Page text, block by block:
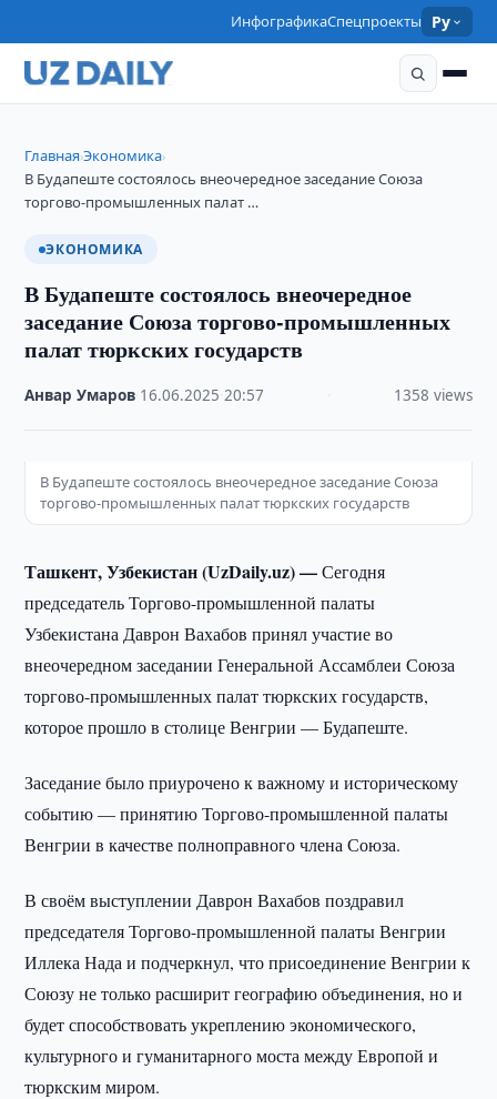
ИнфографикаСпецпроекты Ру
Главная›Экономика›
В Будапеште состоялось внеочередное заседание Союза
торгово-промышленных палат …
ЭКОНОМИКА
В Будапеште состоялось внеочередное
заседание Союза торгово-промышленных
палат тюркских государств
Анвар Умаров 16.06.2025 ·20:57 1358 views
В Будапеште состоялось внеочередное заседание Союза
торгово-промышленных палат тюркских государств
Ташкент, Узбекистан (UzDaily.uz) —Сегодня
председатель Торгово-промышленной палаты
Узбекистана Даврон Вахабов принял участие во
внеочередном заседании Генеральной Ассамблеи Союза
торгово-промышленных палат тюркских государств,
которое прошло в столице Венгрии — Будапеште.
Заседание было приурочено к важному и историческому
событию — принятию Торгово-промышленной палаты
Венгрии в качестве полноправного члена Союза.
В своём выступлении Даврон Вахабов поздравил
председателя Торгово-промышленной палаты Венгрии
Иллека Нада и подчеркнул, что присоединение Венгрии к
Союзу не только расширит географию объединения, но и
будет способствовать укреплению экономического,
культурного и гуманитарного моста между Европой и
тюркским миром.